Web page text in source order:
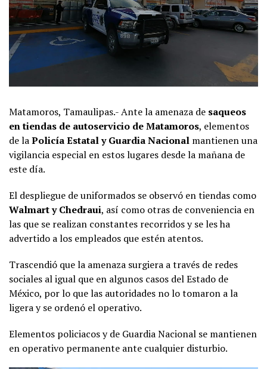
Matamoros, Tamaulipas.- Ante la amenaza de saqueos
en tiendas de autoservicio de Matamoros, elementos
de laPolicía Estatal y Guardia Nacional mantienen una
vigilancia especial en estos lugares desde la mañana de
este día.
El despliegue de uniformados se observó en tiendas como
Walmart y Chedraui, así como otras de conveniencia en
las que se realizan constantes recorridos y se les ha
advertido a los empleados que estén atentos.
Trascendió que la amenaza surgiera a través de redes
sociales al igual que en algunos casos del Estado de
México, por lo que las autoridades no lo tomaron a la
ligera y se ordenó el operativo.
Elementos policiacos y de Guardia Nacional se mantienen
en operativo permanente ante cualquier disturbio.